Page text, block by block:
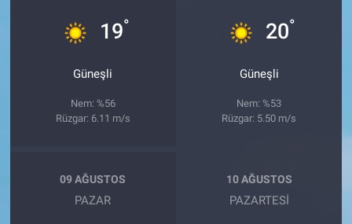
19°
Güneşli
Nem: %56
Rüzgar: 6.11 m/s
20°
Güneşli
Nem: %53
Rüzgar: 5.50 m/s
09 AĞUSTOS
PAZAR
10 AĞUSTOS
PAZARTESI